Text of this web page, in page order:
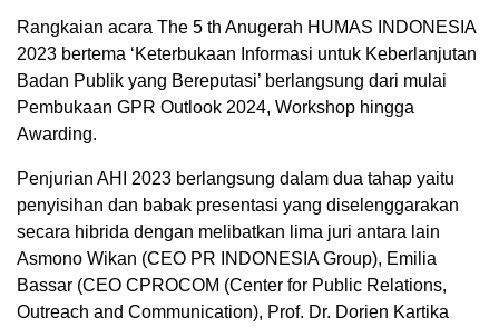
Rangkaian acara The 5 th Anugerah HUMAS INDONESIA
2023 bertema ‘Keterbukaan Informasi untuk Keberlanjutan
Badan Publik yang Bereputasi’ berlangsung dari mulai
Pembukaan GPR Outlook 2024, Workshop hingga
Awarding.
Penjurian AHI 2023 berlangsung dalam dua tahap yaitu
penyisihan dan babak presentasi yang diselenggarakan
secara hibrida dengan melibatkan lima juri antara lain
Asmono Wikan (CEO PR INDONESIA Group), Emilia
Bassar (CEO CPROCOM (Center for Public Relations,
Outreach and Communication), Prof. Dr. Dorien Kartika